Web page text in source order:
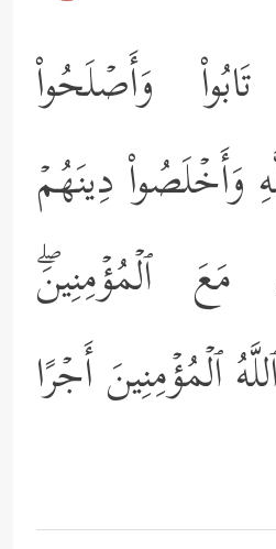
وَأَصۡلَحُواْ
وَأَخۡلَصُواْ دِینَهُمۡ
مَعَ ٱلۡمُؤۡمِنِینَۖ
ٱلۡمُؤۡمِنِینَ أَجۡرًا